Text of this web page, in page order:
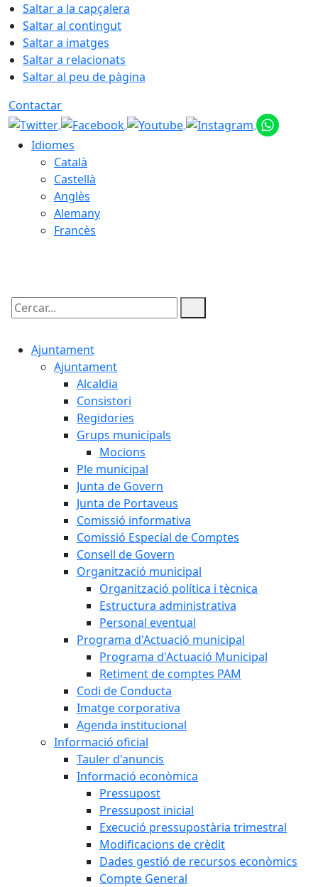
Saltar a la capçalera
Saltar al contingut
Saltar a imatges
Saltar a relacionats
Saltar al peu de pàgina
Contactar
Idiomes
Català
Castellà
Anglès
Alemany
Francès
Cercar:
Ajuntament
Ajuntament
Alcaldia
Consistori
Regidories
Grups municipals
Mocions
Ple municipal
Junta de Govern
Junta de Portaveus
Comissió informativa
Comissió Especial de Comptes
Consell de Govern
Organització municipal
Organització política i tècnica
Estructura administrativa
Personal eventual
Programa d'Actuació municipal
Programa d'Actuació Municipal
Retiment de comptes PAM
Codi de Conducta
Imatge corporativa
Agenda institucional
Informació oficial
Tauler d'anuncis
Informació econòmica
Pressupost
Pressupost inicial
Execució pressupostària trimestral
Modificacions de crèdit
Dades gestió de recursos econòmics
Compte General